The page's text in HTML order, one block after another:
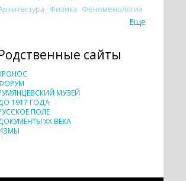
Физика Феноменология
Еще
сайты
МУЗЕЙ
1917 ГОДА
ПОЛЕ
XX ВЕКА